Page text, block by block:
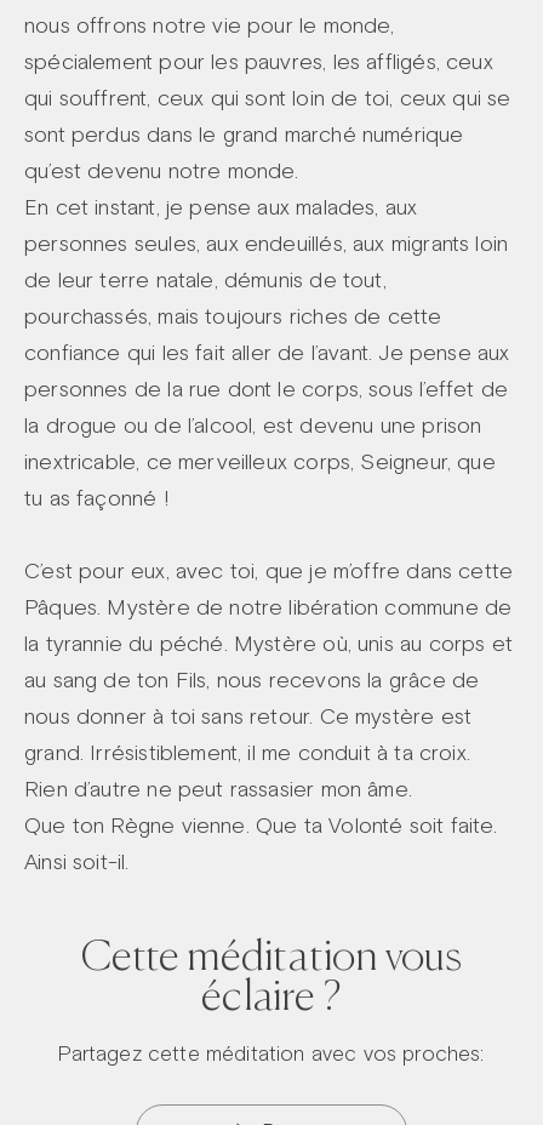
nous offrons notre vie pour le monde,
spécialement pour les pauvres, les affligés, ceux
qui souffrent, ceux qui sont loin de toi, ceux qui se
sont perdus dans le grand marché numérique
qu’est devenu notre monde.
En cet instant, je pense aux malades, aux
personnes seules, aux endeuillés, aux migrants loin
de leur terre natale, démunis de tout,
pourchassés, mais toujours riches de cette
confiance qui les fait aller de l’avant. Je pense aux
personnes de la rue dont le corps, sous l’effet de
la drogue ou de l’alcool, est devenu une prison
inextricable, ce merveilleux corps, Seigneur, que
tu as façonné !
C’est pour eux, avec toi, que je m’offre dans cette
Pâques. Mystère de notre libération commune de
la tyrannie du péché. Mystère où, unis au corps et
au sang de ton Fils, nous recevons la grâce de
nous donner à toi sans retour. Ce mystère est
grand. Irrésistiblement, il me conduit à ta croix.
Rien d’autre ne peut rassasier mon âme.
Que ton Règne vienne. Que ta Volonté soit faite.
Ainsi soit-il.
Cette méditation vous
éclaire ?
Partagez cette méditation avec vos proches: